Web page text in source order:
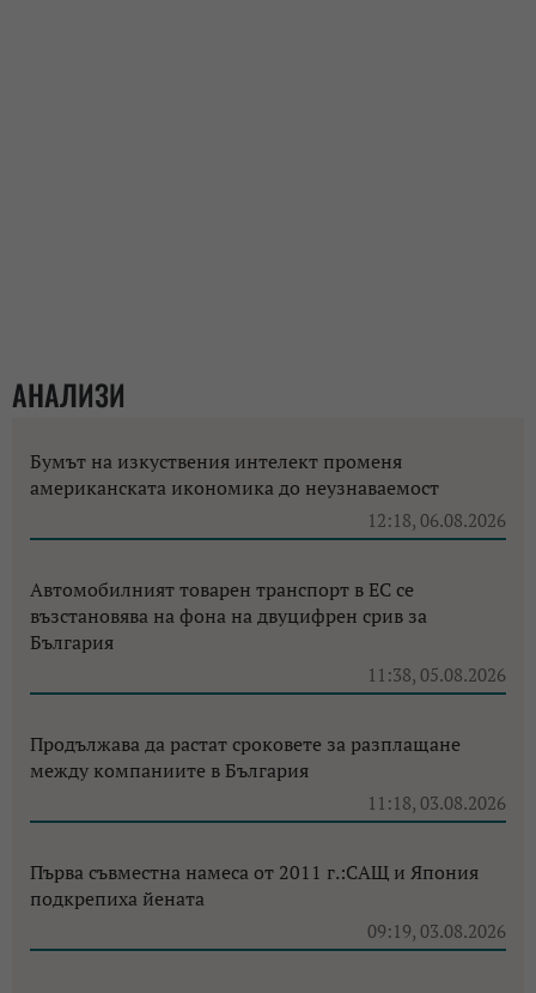
АНАЛИЗИ
Бумът на изкуствения интелект променя
американската икономика до неузнаваемост
12:18, 06.08.2026
Автомобилният товарен транспорт в ЕС се
възстановява на фона на двуцифрен срив за
България
11:38, 05.08.2026
Продължава да растат сроковете за разплащане
между компаниите в България
11:18, 03.08.2026
Първа съвместна намеса от 2011 г.:САЩ и Япония
подкрепиха йената
09:19, 03.08.2026